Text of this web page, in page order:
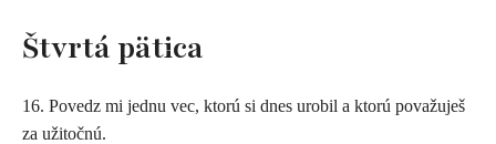
Štvrtá pätica
16. Povedz mi jednu vec, ktorú si dnes urobil a ktorú považuješ
za užitočnú.